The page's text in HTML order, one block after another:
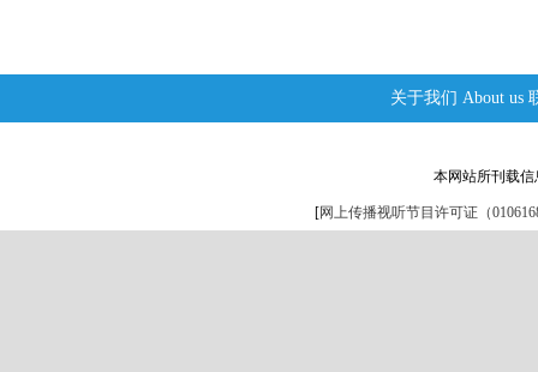
关于我们 About us
本网站所刊载
[网上传播视听节目许可证（